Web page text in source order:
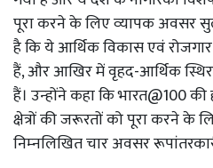
पूरा करने के लिए व्‍यापक अवसर
है कि ये आर्थिक विकास एवं
हैं, और आखिर में वृहद-आर्थिक
हैं। उन्‍होंने कहा कि भारत@100
क्षेत्रों की जरूरतों को पूरा करने के
निम्‍नलिखित चार अवसर